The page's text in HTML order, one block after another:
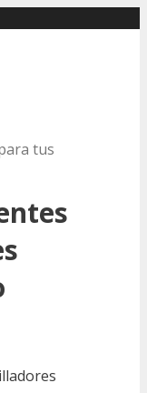
tus